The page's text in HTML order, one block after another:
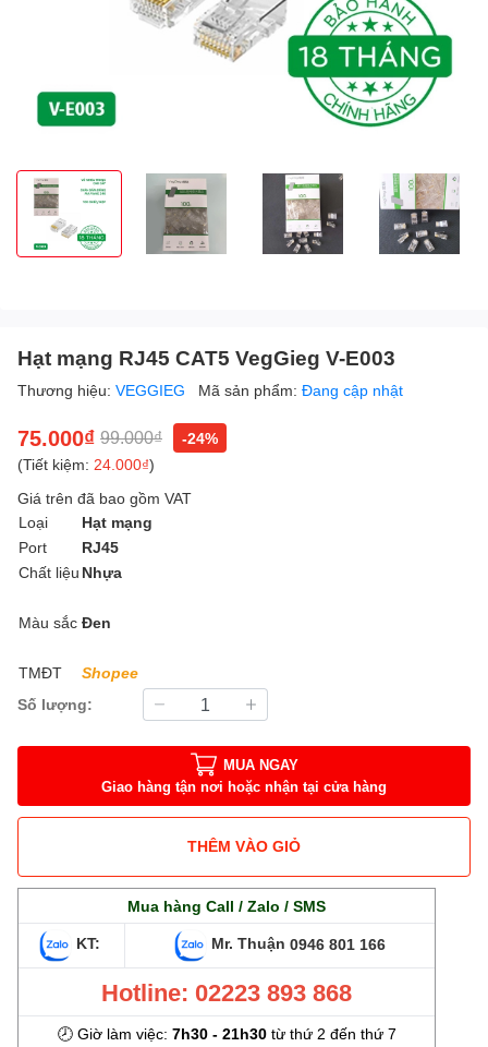
Hạt mạng RJ45 CAT5 VegGieg V-E003
Thương hiệu: VEGGIEG Mã sản phẩm: Đang cập nhật
75.000₫ 99.000₫
-24%
(Tiết kiệm: 24.000₫)
Giá trên đã bao gồm VAT
Loại
Hạt mạng
Port
RJ45
Chất liệu Nhựa
Màu sắc Đen
TMĐT
Shopee
Số lượng:
MUA NGAY
Giao hàng tận nơi hoặc nhận tại cửa hàng
THÊM VÀO GIỎ
Mua hàng Call / Zalo / SMS
KT: Mr. Thuận 0946 801 166
Hotline: 02223 893 868
🕗 Giờ làm việc: 7h30 - 21h30từ thứ 2 đến thứ 7